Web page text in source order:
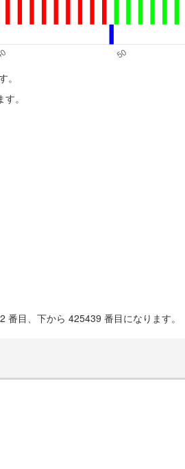
。
目、下から 425439 番目になります。